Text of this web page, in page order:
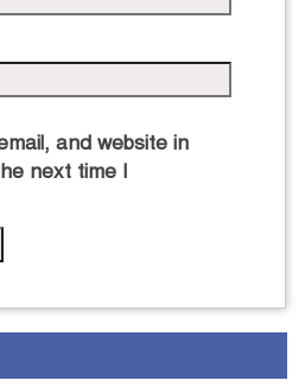
and website in
next time I